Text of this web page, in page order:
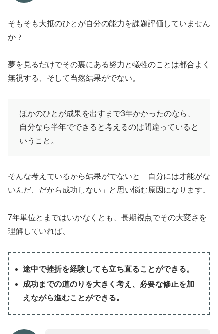
そもそも大抵のひとが自分の能力を課題評価していません
か？
夢を見るだけでその裏にある努力と犠牲のことは都合よく
無視する、そして当然結果がでない。
ほかのひとが成果を出すまで3年かかったのなら、
自分なら半年でできると考えるのは間違っていると
いうこと。
そんな考えでいるから結果がでないと「自分には才能がな
いんだ、だから成功しない」と思い悩む原因になります。
7年単位とまではいかなくとも、長期視点でその大変さを
理解していれば、
途中で挫折を経験しても立ち直ることができる。
成功までの道のりを大きく考え、必要な修正を加
えながら進むことができる。